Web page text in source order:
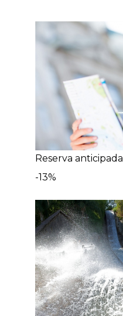
Reserva anticipada
-13%